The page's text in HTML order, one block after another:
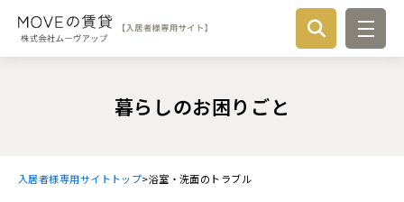
更新・解約など各種お手続き
入居時のお手続き
暮らしのお困りごと
暮らしのお困りごと
入居者様専用サイトトップ 浴室・洗面のトラブル